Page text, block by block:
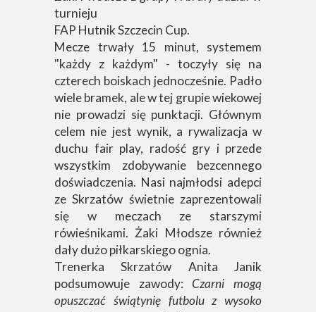
turnieju
FAP Hutnik Szczecin Cup.
Mecze trwały 15 minut, systemem
"każdy z każdym" - toczyły się na
czterech boiskach jednocześnie. Padło
wiele bramek, ale w tej grupie wiekowej
nie prowadzi się punktacji. Głównym
celem nie jest wynik, a rywalizacja w
duchu fair play, radość gry i przede
wszystkim zdobywanie bezcennego
doświadczenia. Nasi najmłodsi adepci
ze Skrzatów świetnie zaprezentowali
się w meczach ze starszymi
rówieśnikami. Żaki Młodsze również
dały dużo piłkarskiego ognia.
Trenerka Skrzatów Anita Janik
podsumowuje zawody:Czarni mogą
opuszczać świątynię futbolu z wysoko